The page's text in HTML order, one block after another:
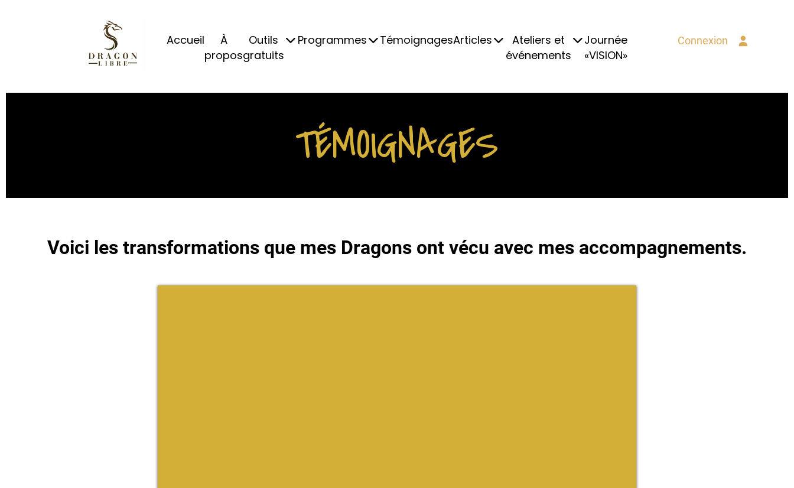
Accueil
À
propos
Outils
gratuits
Programmes TémoignagesArticles
Ateliers et
événements
Journée
«VISION»
Connexion
TÉMOIGNAGES
Voici les transformations que mes Dragons ont vécu avec mes accompagnements.